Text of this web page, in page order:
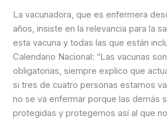
La vacunadora, que es enfermera
años, insiste en la relevancia para la
esta vacuna y todas las que están
Calendario Nacional: “Las vacunas
obligatorias, siempre explico que
si tres de cuatro personas estamos
no se va enfermar porque las demás
protegidas y protegemos así al que